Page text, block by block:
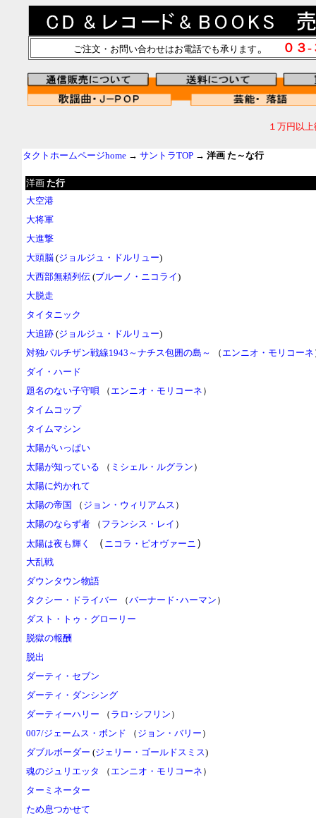
ご注文・お問い合わせはお電話でも承ります。 ０３
１万円以
タクトホームページhome → サントラTOP → 洋画 た～な行
洋画 た行
大空港
大将軍
大進撃
大頭脳 (ジョルジュ・ドルリュー)
大西部無頼列伝 (ブルーノ・ニコライ)
大脱走
タイタニック
大追跡 (ジョルジュ・ドルリュー)
対独パルチザン戦線1943～ナチス包囲の島～
（ エンニオ・モリコーネ
ダイ・ハード
題名のない子守唄 （ エンニオ・モリコーネ ）
タイムコップ
タイムマシン
太陽がいっぱい
太陽が知っている （ ミシェル・ルグラン ）
太陽に灼かれて
太陽の帝国
（ ジョン・ウィリアムス ）
太陽のならず者 （ フランシス・レイ ）
太陽は夜も輝く
（ ニコラ・ピオヴァーニ ）
大乱戦
ダウンタウン物語
タクシー・ドライバー （バーナード･ハーマン ）
ダスト・トゥ・グローリー
脱獄の報酬
脱出
ダーティ・セブン
ダーティ・ダンシング
ダーティーハリー （ ラロ･シフリン ）
007/ジェームス・ボンド （ ジョン・バリー ）
ダブルボーダー (ジェリー・ゴールドスミス)
魂のジュリエッタ
（ エンニオ・モリコーネ ）
ターミネーター
ため息つかせて